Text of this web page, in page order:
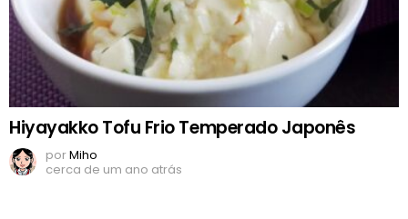
Hiyayakko Tofu Frio Temperado Japonês
porMiho
cerca de um ano atrás